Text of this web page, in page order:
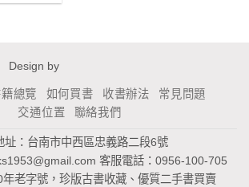
Design by
總覽 如何買書 收書辦法
常見問題
交通位置
聯絡我們
址：台南市中西區忠義路二段6號
客服電話：0956-100-705
老字號，珍版古書收藏、優質二手書買賣